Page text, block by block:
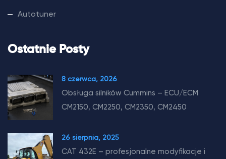
Autotuner
Ostatnie Posty
8 czerwca, 2026
Obsługa silników Cummins – ECU/ECM
CM2150, CM2250, CM2350, CM2450
26 sierpnia, 2025
CAT 432E – profesjonalne modyfikacje i